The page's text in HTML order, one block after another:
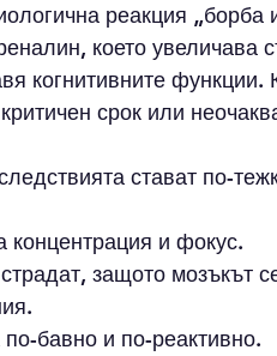
реакция „борба
което увеличава
когнитивните функции.
срок или
стават по-
концентрация и фокус.
защото мозъкът
бавно и по-реактивно.